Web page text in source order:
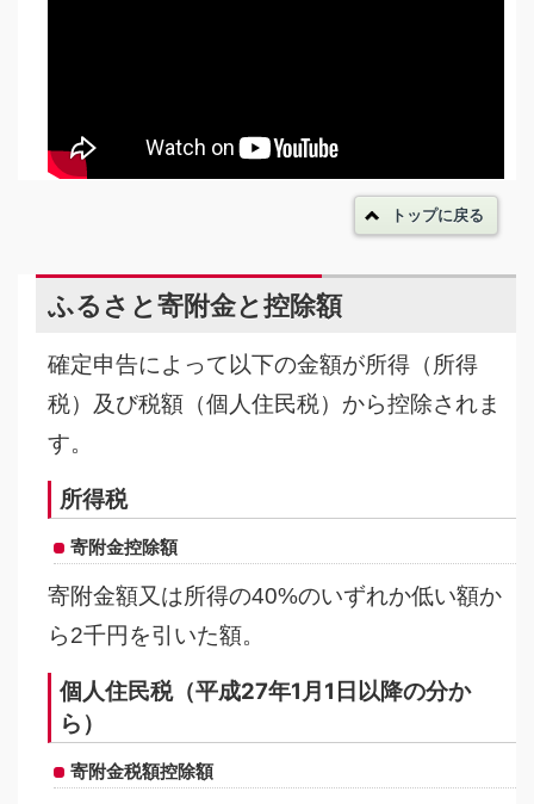
トップに戻る
ふるさと寄附金と控除額
確定申告によって以下の金額が所得（所得
税）及び税額（個人住民税）から控除されま
す。
所得税
寄附金控除額
寄附金額又は所得の40%のいずれか低い額か
ら2千円を引いた額。
個人住民税（平成27年1月1日以降の分か
ら）
寄附金税額控除額